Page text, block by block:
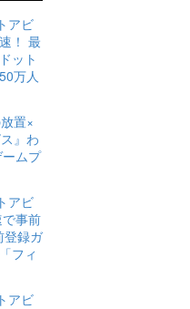
アビ
！ 最
ット
万人
置×
』わ
ムプ
アビ
事前
登録ガ
フィ
アビ